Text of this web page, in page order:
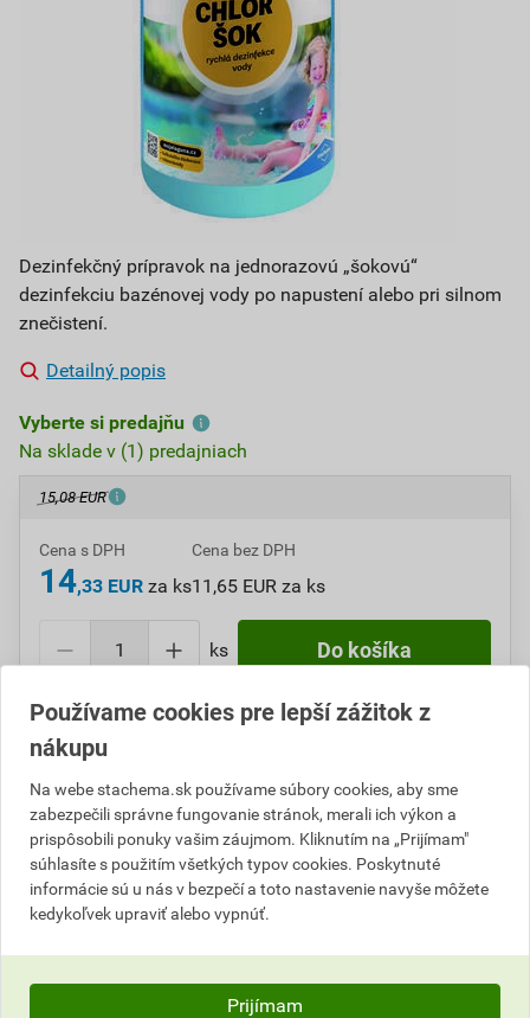
Dezinfekčný prípravok na jednorazovú „šokovú“
dezinfekciu bazénovej vody po napustení alebo pri silnom
znečistení.
Detailný popis
Vyberte si predajňu
Na sklade v (1) predajniach
15,08 EUR
Cena s DPH
14,33 EUR za ks
Cena bez DPH
11,65 EUR za ks
ks Do košíka
Do košíku pridáte1 ksza14,33EURs DPH
(11,65EUR
Číslo položky: A210056
Katalógový kód: 8LKL0
Výrobca
Stachema
Používame cookies pre lepší zážitok z
nákupu
Na webe stachema.sk používame súbory cookies, aby sme
zabezpečili správne fungovanie stránok, merali ich výkon a
prispôsobili ponuky vašim záujmom. Kliknutím na „Prijímam"
súhlasíte s použitím všetkých typov cookies. Poskytnuté
informácie sú u nás v bezpečí a toto nastavenie navyše môžete
kedykoľvek upraviť alebo vypnúť.
Prijímam